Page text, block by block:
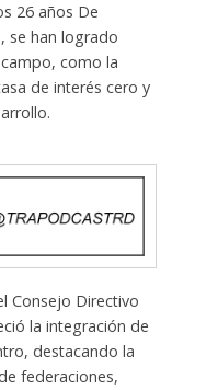
26 años De
se han logrado
como la
de interés cero y
Consejo Directivo
la integración de
destacando la
federaciones,